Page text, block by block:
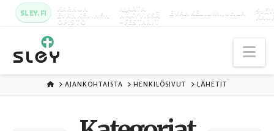
SLEY.FI KARKUN
EVANKELINEN
OPISTO
MAATA
NÄKYVISSÄ
-FESTARIT
EVANKELIUMIJUHLA
ETUSIVU
AJANKOHTAISTA HENKILÖSIVUT LÄHETIT